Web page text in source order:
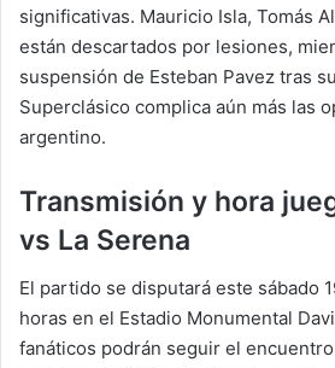
significativas. Mauricio Isla, Tomás
están descartados por lesiones,
suspensión de Esteban Pavez tras
Superclásico complica aún más las
argentino.
Transmisión y hora
vs La Serena
El partido se disputará este sábado
horas en el Estadio Monumental
fanáticos podrán seguir el